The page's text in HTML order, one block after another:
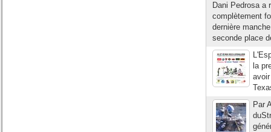
Dani Pedrosa a
complètement
dernière
seconde place
la
Par